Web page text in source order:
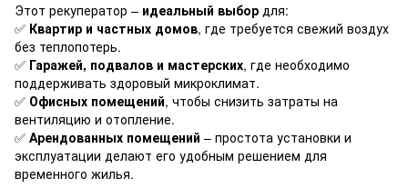
Этот рекуператор – идеальный выбор для:
✅ Квартир и частных домов, где требуется свежий воздух
без теплопотерь.
✅ Гаражей, подвалов и мастерских, где необходимо
поддерживать здоровый микроклимат.
✅ Офисных помещений, чтобы снизить затраты на
вентиляцию и отопление.
✅ Арендованных помещений – простота установки и
эксплуатации делают его удобным решением для
временного жилья.